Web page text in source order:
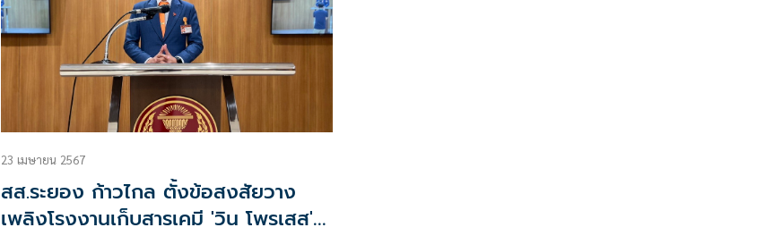
23 เมษายน 2567
สส.ระยอง ก้าวไกล ตั้งข้อสงสัยวาง
เพลิงโรงงานเก็บสารเคมี 'วิน โพรเสส' จี้